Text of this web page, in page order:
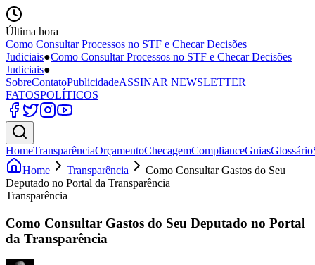
Última hora
Como Consultar Processos no STF e Checar Decisões
Judiciais●Como Consultar Processos no STF e Checar Decisões
Judiciais●
SobreContatoPublicidadeASSINAR NEWSLETTER
FATOSPOLÍTICOS
HomeTransparênciaOrçamentoChecagemComplianceGuiasGlossário
Home
Transparência
Como Consultar Gastos do Seu
Deputado no Portal da Transparência
Transparência
Como Consultar Gastos do Seu Deputado no Portal
da Transparência